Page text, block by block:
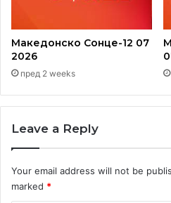
РУмена Бужаровска
Македонско Сонце-12 07
2026
пред 2 weeks
Leave a Reply
Your email address will not be
marked *